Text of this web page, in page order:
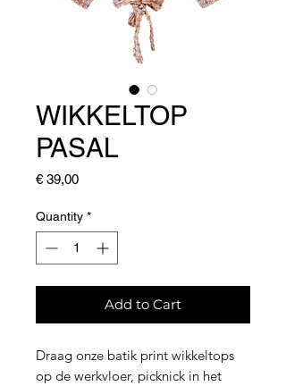
WIKKELTOP
PASAL
€ 39,00Price
Quantity *
Add to Cart
Draag onze batik print wikkeltops
op de werkvloer, picknick in het